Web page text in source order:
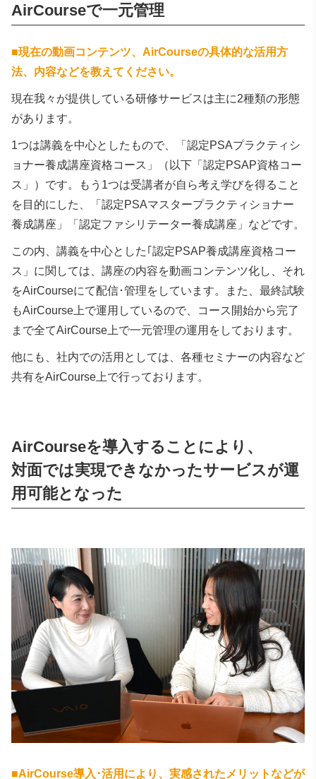
AirCourseで一元管理
■現在の動画コンテンツ、AirCourseの具体的な活用方
法、内容などを教えてください。
現在我々が提供している研修サービスは主に2種類の形態
があります。
1つは講義を中心としたもので、「認定PSAプラクティシ
ョナー養成講座資格コース」（以下「認定PSAP資格コー
ス」）です。もう1つは受講者が自ら考え学びを得ること
を目的にした、「認定PSAマスタープラクティショナー
養成講座」「認定ファシリテーター養成講座」などです。
この内、講義を中心とした｢認定PSAP養成講座資格コー
ス」に関しては、講座の内容を動画コンテンツ化し、それ
をAirCourseにて配信･管理をしています。また、最終試験
もAirCourse上で運用しているので、コース開始から完了
まで全てAirCourse上で一元管理の運用をしております。
他にも、社内での活用としては、各種セミナーの内容など
共有をAirCourse上で行っております。
AirCourseを導入することにより、
対面では実現できなかったサービスが運
用可能となった
■AirCourse導入･活用により、実感されたメリットなどが